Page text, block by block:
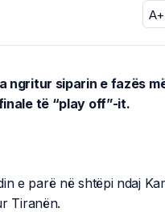
A+
ngritur siparin e fazës
të “play off”-it.
e parë në shtëpi ndaj
Tiranën.